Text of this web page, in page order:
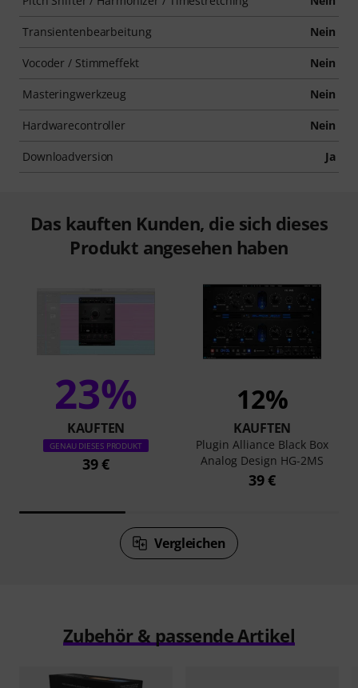
Transientenbearbeitung Nein
Vocoder / Stimmeffekt Nein
Masteringwerkzeug Nein
Hardwarecontroller Nein
Downloadversion Ja
Das kauften Kunden, die sich dieses
Produkt angesehen haben
23%
KAUFTEN
GENAU DIESES PRODUKT
39 €
12%
KAUFTEN
Plugin Alliance Black Box
Analog Design HG-2MS
39 €
Vergleichen
Zubehör & passende Artikel